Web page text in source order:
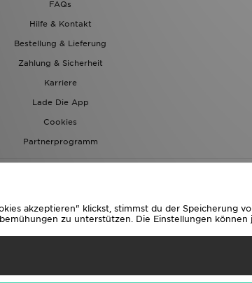
FAQs
Hilfe & Kontakt
Bestellung & Lieferung
Zahlung & Sicherheit
Karriere
Lade Die App
Cookies
Partnerprogramm
Lieferung
akzeptieren" klickst, stimmst du der Speicherung
zu unterstützen. Die Einstellungen